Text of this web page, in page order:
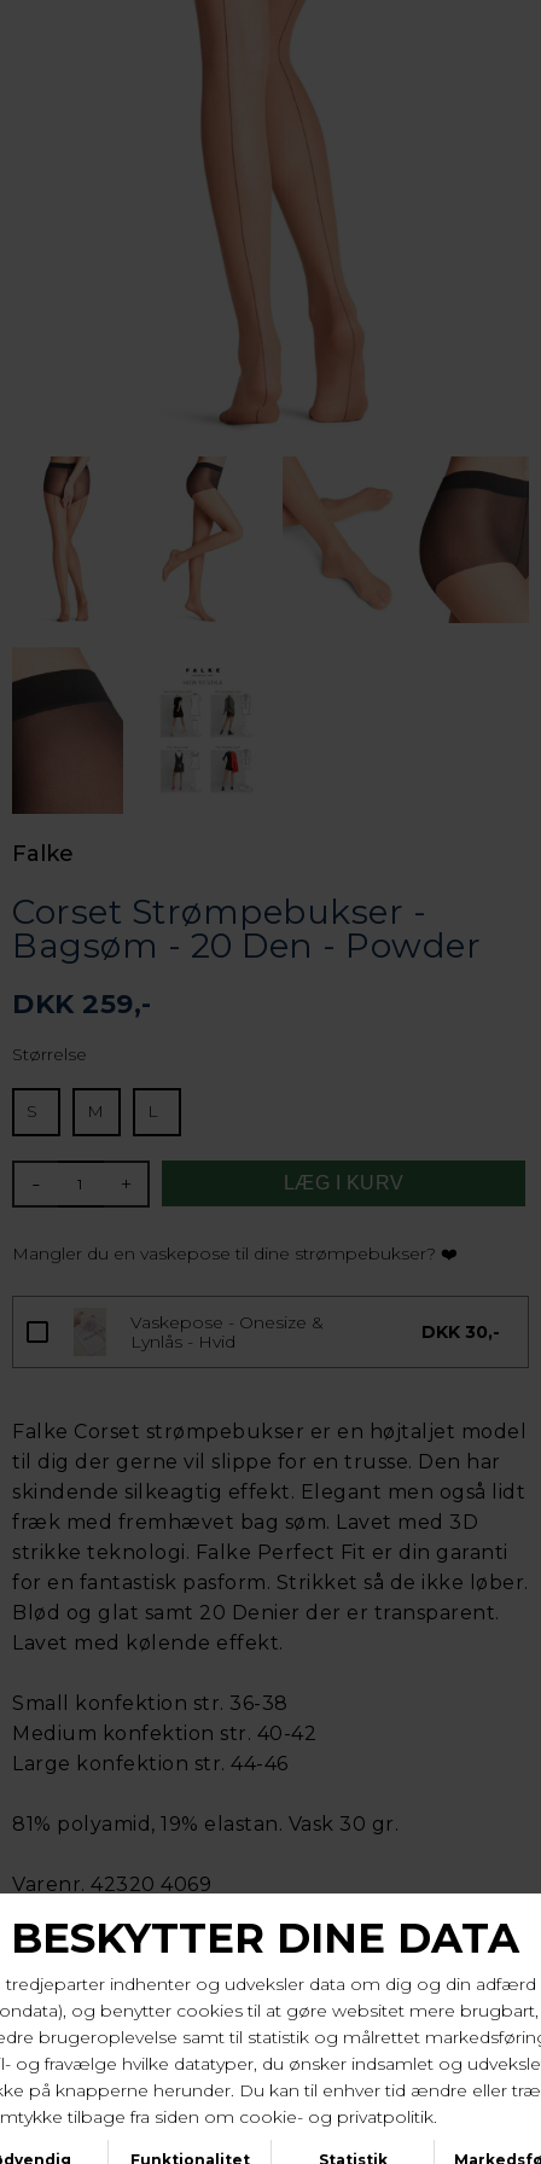
Falke
Corset Strømpebukser -
Bagsøm - 20 Den - Powder
DKK 259,-
Størrelse
S M L
- +
Mangler du en vaskepose til dine strømpebukser? ❤️
Vaskepose - Onesize &
Lynlås - Hvid
DKK 30,-
Falke Corset strømpebukser er en højtaljet model
til dig der gerne vil slippe for en trusse. Den har
skindende silkeagtig effekt. Elegant men også lidt
fræk med fremhævet bag søm. Lavet med 3D
strikke teknologi. Falke Perfect Fit er din garanti
for en fantastisk pasform. Strikket så de ikke løber.
Blød og glat samt 20 Denier der er transparent.
Lavet med kølende effekt.
Small konfektion str. 36-38
Medium konfektion str. 40-42
Large konfektion str. 44-46
81% polyamid, 19% elastan. Vask 30 gr.
Varenr. 42320 4069
LEVERINGSTID
1-2 hverdage